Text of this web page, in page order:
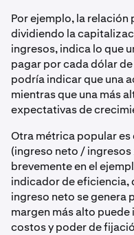
Por ejemplo, la
dividiendo la
ingresos, indica lo que
pagar por cada dólar
podría indicar que una
mientras que una más
expectativas de
Otra métrica popular
(ingreso neto /
brevemente en el
indicador de eficiencia,
ingreso neto se genera
margen más alto
costos y poder de